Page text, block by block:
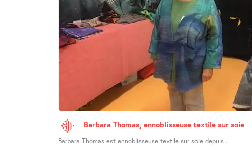
Barbara Thomas, ennoblisseuse textile sur soie
Barbara Thomas est ennoblisseuse textile sur soie depuis...